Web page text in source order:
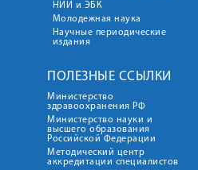
НИИ и ЭБК
Молодежная наука
Научные периодические
издания
ПОЛЕЗНЫЕ ССЫЛКИ
Министерство
здравоохранения РФ
Министерство науки и
высшего образования
Российской Федерации
Методический центр
аккредитации специалистов